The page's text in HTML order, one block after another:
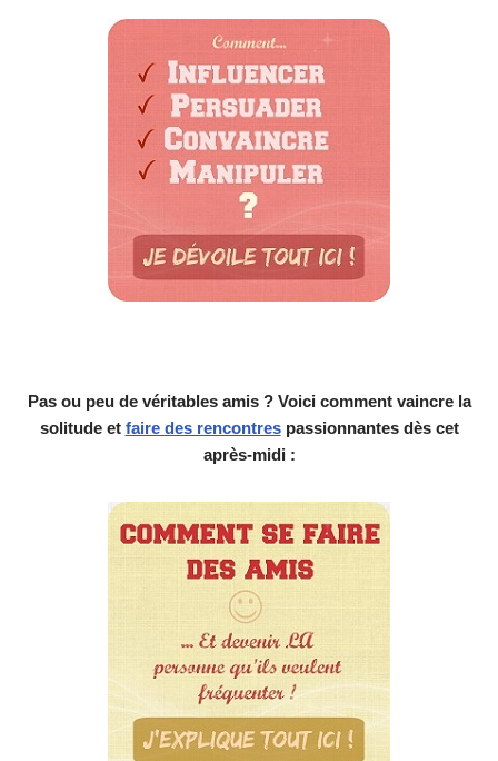
Pas ou peu de véritables amis ? Voici comment vaincre la
solitude et faire des rencontrespassionnantes dès cet
après-midi :